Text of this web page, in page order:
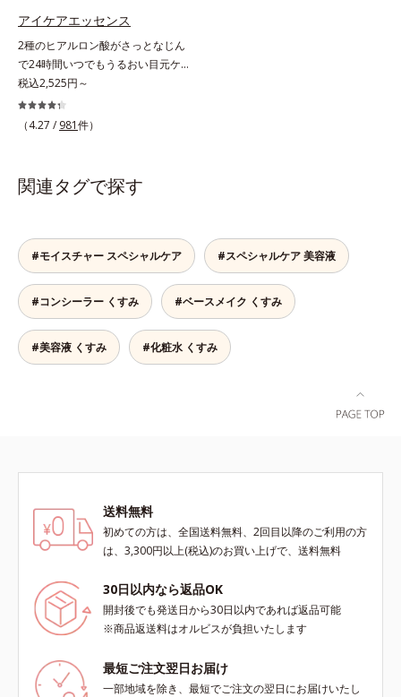
燥によるくすみをケアする植物性保
湿成分*6 ブライトニングフィルタ
ー（酸化チタン、シリカ、マイカ、
酸化鉄、トリメトキシシリルジメチ
コン）= 仕上がり向上粉体
予防。朝の“ピーク肌”が長時間続き
アップさせる効果(*4)があり、朝の
メイク前のスキンケアにぴったり。
オイルカットでベタつかないので、
すぐにメイクが始められます。*1
乾燥など *2 角層内 *3 ちり・ほこ
によるくすみ
アイケアエッセンス
2種のヒアルロン酸がさっとなじん
で24時間いつでもうるおい目元ケ
ア。メイクの上からもプラスオン
OK。「目元がカサつく、ハリがな
い、疲れて見える・・・」目元を見
てもデリケート。乾燥しやすく、エ
イジングサインが最初に出やすい部
からでも24時間使える美容液です。
2種類のヒアルロン酸が肌の外と内
から贅沢保湿。肌に素早くなじみ、
ここちよく肌を整えます。無油分だ
からこそ実現できたべたつかない使
いごこちで、つけた瞬間から、うる
おいとハリ感のある肌へ。目元はも
税込2,525円～
（4.27 / 981件）
関連タグで探す
#モイスチャー スペシャルケア #スペシャルケア 美容液
#コンシーラー くすみ #ベースメイク くすみ
#美容液 くすみ #化粧水 くすみ
送料無料
初めての方は、全国送料無料、2回目以降のご利用の方
は、3,300円以上(税込)のお買い上げで、送料無料
30日以内なら返品OK
開封後でも発送日から30日以内であれば返品可能
※商品返送料はオルビスが負担いたします
最短ご注文翌日お届け
一部地域を除き、最短でご注文の翌日にお届けいたし